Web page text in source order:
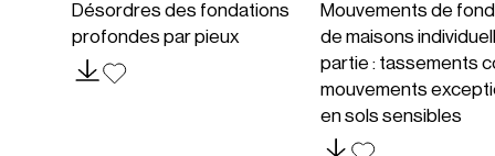
Désordres des fondations
profondes par pieux
Mouvements de
de maisons
partie : tassements
mouvements
en sols sensibles